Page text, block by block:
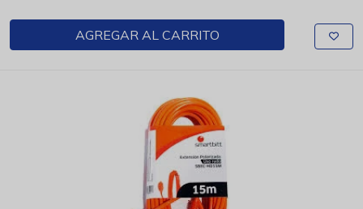
AGREGAR AL CARRITO